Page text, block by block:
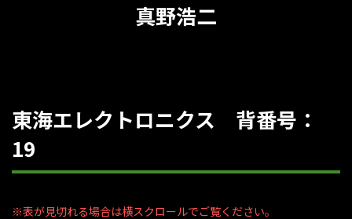
真野浩二
東海エレクトロニクス 背番号：
19